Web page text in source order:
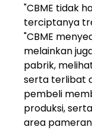
"CBME tidak
terciptanya
"CBME
melainkan
pabrik,
serta terlibat
pembeli
produksi,
area